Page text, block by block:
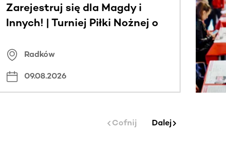
Zarejestruj się dla Magdy i
Innych! | Turniej Piłki Nożnej o
Radków
09.08.2026
Cofnij Dalej